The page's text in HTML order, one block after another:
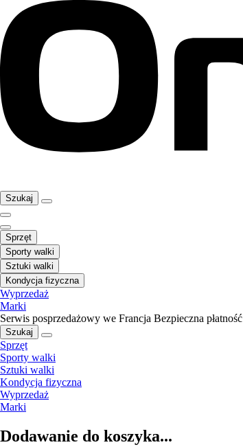
Szukaj
Sprzęt
Sporty walki
Sztuki walki
Kondycja fizyczna
Wyprzedaż
Marki
Serwis posprzedażowy we Francja Bezpieczna płatność
Szukaj
Sprzęt
Sporty walki
Sztuki walki
Kondycja fizyczna
Wyprzedaż
Marki
Dodawanie do koszyka...